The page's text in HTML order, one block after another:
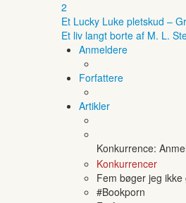
2
Et Lucky Luke pletskud –
Et liv langt borte af M. L.
Anmeldere
Forfattere
Artikler
Konkurrence:
Konkurrencer
Fem bøger jeg ikke
#Bookporn